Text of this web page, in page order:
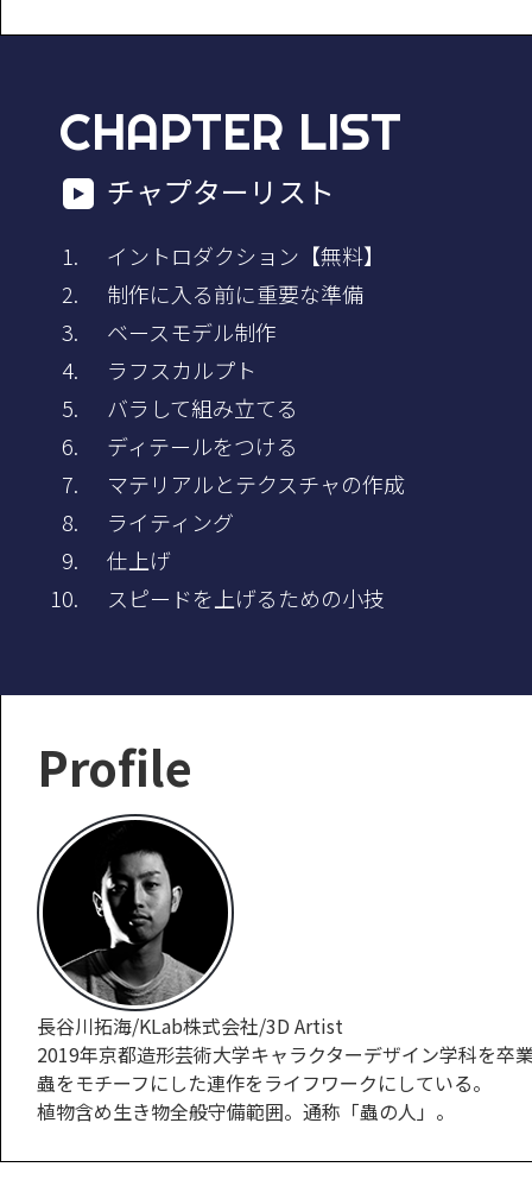
CHAPTER LIST
チャプターリスト
イントロダクション【無料】
制作に入る前に重要な準備
ベースモデル制作
ラフスカルプト
バラして組み立てる
ディテールをつける
マテリアルとテクスチャの作成
ライティング
仕上げ
スピードを上げるための小技
Profile
長谷川拓海/KLab株式会社/3D Artist
2019年京都造形芸術大学キャラクターデザイン学科を卒
蟲をモチーフにした連作をライフワークにしている。
植物含め生き物全般守備範囲。通称「蟲の人」。